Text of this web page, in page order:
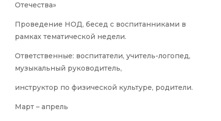
Отечества»
Проведение НОД, бесед с воспитанниками в
рамках тематической недели.
Ответственные: воспитатели, учитель-логопед,
музыкальный руководитель,
инструктор по физической культуре, родители.
Март – апрель